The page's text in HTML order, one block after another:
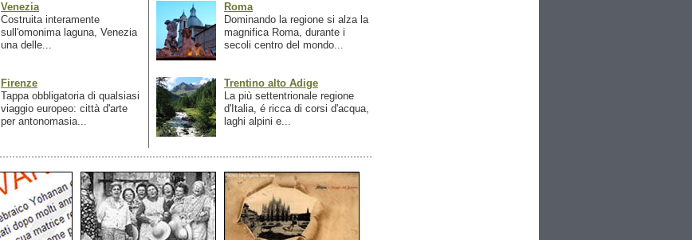
Venezia
Costruita interamente
sull'omonima laguna, Venezia
una delle...
Firenze
Tappa obbligatoria di qualsiasi
viaggio europeo: città d'arte
per antonomasia...
Roma
Dominando la regione si alza la
magnifica Roma, durante i
secoli centro del mondo...
Trentino alto Adige
La più settentrionale regione
d'Italia, é ricca di corsi d'acqua,
laghi alpini e...